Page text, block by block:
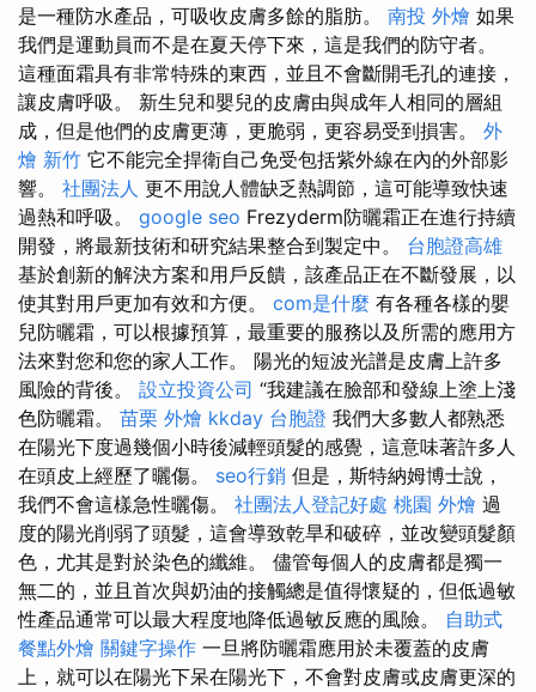
是一種防水產品，可吸收皮膚多餘的脂肪。 南投 外燴 如果
我們是運動員而不是在夏天停下來，這是我們的防守者。
這種面霜具有非常特殊的東西，並且不會斷開毛孔的連接，
讓皮膚呼吸。 新生兒和嬰兒的皮膚由與成年人相同的層組
成，但是他們的皮膚更薄，更脆弱，更容易受到損害。 外
燴 新竹 它不能完全捍衛自己免受包括紫外線在內的外部影
響。 社團法人 更不用說人體缺乏熱調節，這可能導致快速
過熱和呼吸。 google seo Frezyderm防曬霜正在進行持續
開發，將最新技術和研究結果整合到製定中。 台胞證高雄
基於創新的解決方案和用戶反饋，該產品正在不斷發展，以
使其對用戶更加有效和方便。 com是什麼 有各種各樣的嬰
兒防曬霜，可以根據預算，最重要的服務以及所需的應用方
法來對您和您的家人工作。 陽光的短波光譜是皮膚上許多
風險的背後。 設立投資公司 “我建議在臉部和發線上塗上淺
色防曬霜。 苗栗 外燴 kkday 台胞證 我們大多數人都熟悉
在陽光下度過幾個小時後減輕頭髮的感覺，這意味著許多人
在頭皮上經歷了曬傷。 seo行銷 但是，斯特納姆博士說，
我們不會這樣急性曬傷。 社團法人登記好處 桃園 外燴 過
度的陽光削弱了頭髮，這會導致乾旱和破碎，並改變頭髮顏
色，尤其是對於染色的纖維。 儘管每個人的皮膚都是獨一
無二的，並且首次與奶油的接觸總是值得懷疑的，但低過敏
性產品通常可以最大程度地降低過敏反應的風險。 自助式
餐點外燴 關鍵字操作 一旦將防曬霜應用於未覆蓋的皮膚
上，就可以在陽光下呆在陽光下，不會對皮膚或皮膚更深的